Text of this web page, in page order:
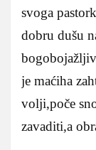
svoga
dobru dušu
je maćiha
volji,poče
zavaditi,a